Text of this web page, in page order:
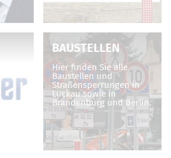
BAUSTELLEN
Hier finden Sie alle
Baustellen und
Straßensperrungen in
Luckau sowie in
Brandenburg und Berlin.